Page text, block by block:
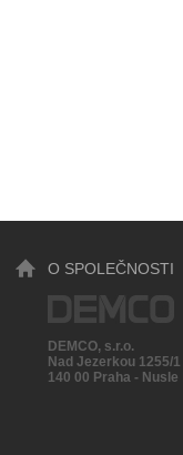
O SPOLEČNOSTI
DEMCO, s.r.o.
Nad Jezerkou 1255/1
140 00 Praha - Nusle